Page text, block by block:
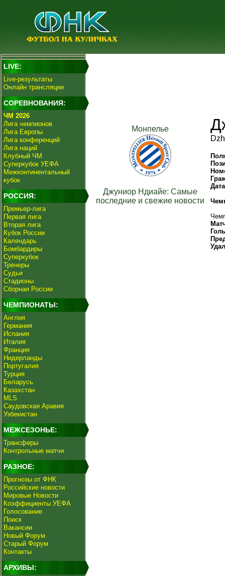
LIVE:
Live-результаты
Онлайн трансляции
СОРЕВНОВАНИЯ:
ЧМ 2026
Лига чемпионов
Лига Европы
Лига конференций
Лига наций
Клубный ЧМ
Суперкубок УЕФА
Межконтинентальный
кубок
РОССИЯ:
Премьер-лига
Первая лига
Вторая лига
Кубок России
Календарь
Бомбардиры
Суперкубок
Тренеры
Судьи
Стадионы
Сборная России
ЧЕМПИОНАТЫ:
Англия
Германия
Испания
Италия
Франция
Нидерланды
Португалия
Турция
Беларусь
Казахстан
MLS
Саудовская Аравия
Узбекистан
МЕЖСЕЗОНЬЕ:
Трансферы
Контрольные матчи
РАЗНОЕ:
Прогнозы от ФНК
Российские новости
Мировые Новости
Коэффициенты УЕФА
Голосование
Поиск
Вакансии
Новый Форум
Старый Форум
Контакты
АРХИВЫ:
Монпелье
Джуниор Ндиайе: Самые
последние и свежие новости